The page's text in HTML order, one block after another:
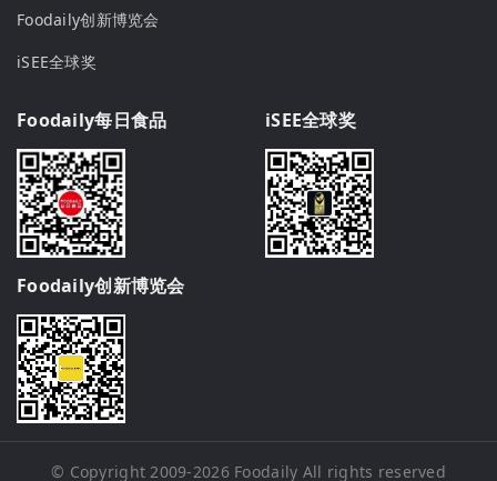
Foodaily创新博览会
iSEE全球奖
Foodaily每日食品 iSEE全球奖
Foodaily创新博览会
© Copyright 2009-2026 Foodaily All rights reserved